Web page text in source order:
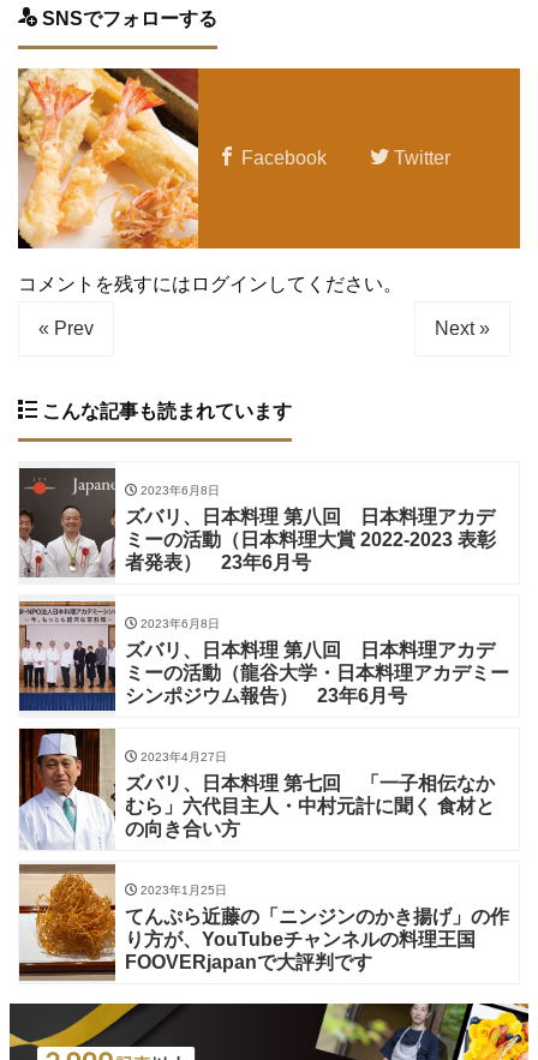
SNSでフォローする
Facebook Twitter
コメントを残すにはログインしてください。
« Prev Next »
こんな記事も読まれています
2023年6月8日
ズバリ、日本料理 第八回 日本料理アカデ
ミーの活動（日本料理大賞 2022-2023 表彰
者発表） 23年6月号
2023年6月8日
ズバリ、日本料理 第八回 日本料理アカデ
ミーの活動（龍谷大学・日本料理アカデミー
シンポジウム報告） 23年6月号
2023年4月27日
ズバリ、日本料理 第七回 「一子相伝なか
むら」六代目主人・中村元計に聞く 食材と
の向き合い方
2023年1月25日
てんぷら近藤の「ニンジンのかき揚げ」の作
り方が、YouTubeチャンネルの料理王国
FOOVERjapanで大評判です